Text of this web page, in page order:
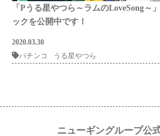
「Pうる星やつら～ラムのLoveSong～
ックを公開中です！
2020.03.30
パチンコ
うる星やつら
ニューギングループ公